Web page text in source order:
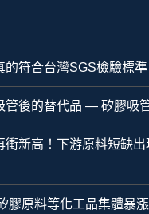
的符合台灣SGS檢驗標準
管後的替代品 — 矽膠吸
衝新高！下游原料短缺出
膠原料等化工品集體暴漲